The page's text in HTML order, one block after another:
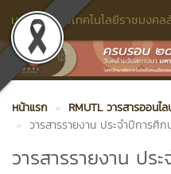
มหาวิทยาลัยเทคโนโลยีราชมงคล
หน้าแรก
RMUTL วารสารออนไ
วารสารรายงาน ประจำปีการศึ
วารสารรายงาน ปร